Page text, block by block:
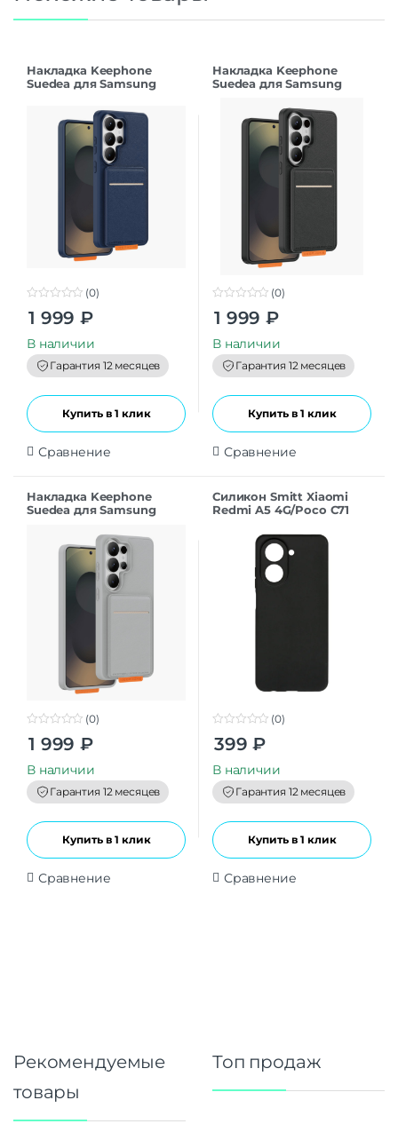
Накладка Keephone
Suedea для Samsung
t
o
f
5
(0)
1 999 ₽
В наличии
Гарантия 12 месяцев
Купить в 1 клик
Сравнение
Накладка Keephone
Suedea для Samsung
t
o
f
5
(0)
1 999 ₽
В наличии
Гарантия 12 месяцев
Купить в 1 клик
Сравнение
Накладка Keephone
Suedea для Samsung
t
o
f
5
(0)
1 999 ₽
В наличии
Гарантия 12 месяцев
Купить в 1 клик
Сравнение
Силикон Smitt Xiaomi
Redmi A5 4G/Poco C71
o
t
o
f
5
(0)
399 ₽
В наличии
Гарантия 12 месяцев
Купить в 1 клик
Сравнение
Рекомендуемые
товары
Топ продаж